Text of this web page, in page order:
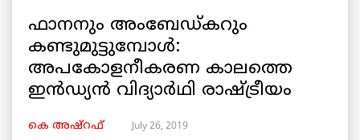
ഫാനനും അംബേഡ്കറും
കണ്ടുമുട്ടുമ്പോള്‍:
അപകോളനീകരണ കാലത്തെ
ഇൻഡ്യന്‍ വിദ്യാര്‍ഥി രാഷ്ട്രീയം
കെ അഷ്‌റഫ് July 26, 2019